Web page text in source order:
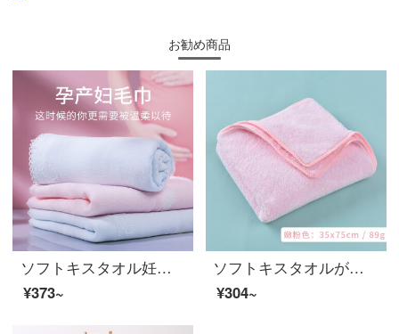
お勧め商品
ソフトキスタオル妊婦産婦純綿ガーゼ洗顔産後の月子新生児A種タオル家庭用速乾超柔軟赤ちゃん（ピンクママ）2枚のピンクタオル+2枚の青いタオル
¥373~
ソフトキスタオルが超吸水性です。家庭用の柔らかい洗顔とシャワーの厚さを加えて乾かします。毛が落ちないようにしてください。
¥304~